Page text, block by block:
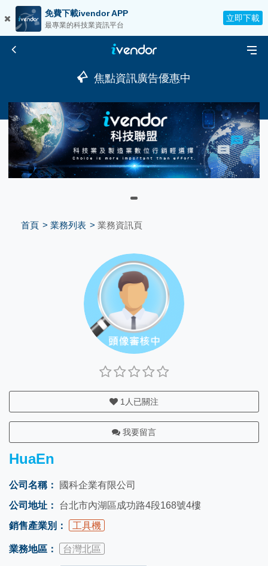
免費下載ivendor APP
最專業的科技業資訊平台
立即下載
焦點資訊廣告優惠中
首頁 業務列表 業務資訊頁
1 人已關注
我要留言
HuaEn
公司名稱：
國科企業有限公司
公司地址：
台北市內湖區成功路4段168號4樓
銷售產業別：
工具機
業務地區： 台灣北區